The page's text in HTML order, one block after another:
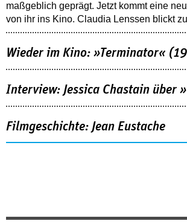
maßgeblich geprägt. Jetzt kommt eine
von ihr ins Kino. Claudia Lenssen blickt
Wieder im Kino: »Terminator«
Interview: Jessica Chastain über
Filmgeschichte: Jean Eustache